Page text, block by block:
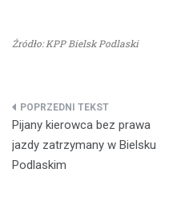
Źródło: KPP Bielsk Podlaski
Nawigacja
wpisu
Pijany kierowca bez prawa
jazdy zatrzymany w Bielsku
Podlaskim